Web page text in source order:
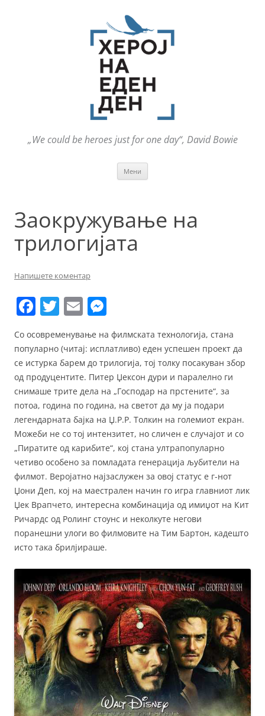
„We could be heroes just for one day“, David Bowie
Мени
Заокружување на
трилогијата
Напишете коментар
F
c
e
b
o
o
k
T
itt
er
E
ai
l
e
ss
e
n
g
er
Со осовременување на филмската технологија, стана
популарно (читај: исплатливо) еден успешен проект да
се истурка барем до трилогија, тој толку посакуван збор
од продуцентите. Питер Џексон дури и паралелно ги
снимаше трите дела на „Господар на прстените“, за
потоа, година по година, на светот да му ја подари
легендарната бајка на Џ.Р.Р. Толкин на големиот екран.
Можеби не со тој интензитет, но сличен е случајот и со
„Пиратите од карибите“, кој стана ултрапопуларно
четиво особено за помладата генерација љубители на
филмот. Веројатно најзаслужен за овој статус е г-нот
Џони Деп, кој на маестрален начин го игра главниот лик
Џек Врапчето, интересна комбинација од имиџот на Кит
Ричардс од Ролинг стоунс и неколкуте негови
поранешни улоги во филмовите на Тим Бартон, кадешто
исто така брилјираше.